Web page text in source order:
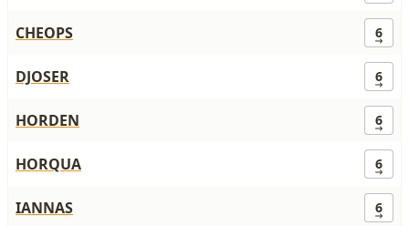
CHEOPS 6
DJOSER 6
HORDEN 6
HORQUA 6
IANNAS 6